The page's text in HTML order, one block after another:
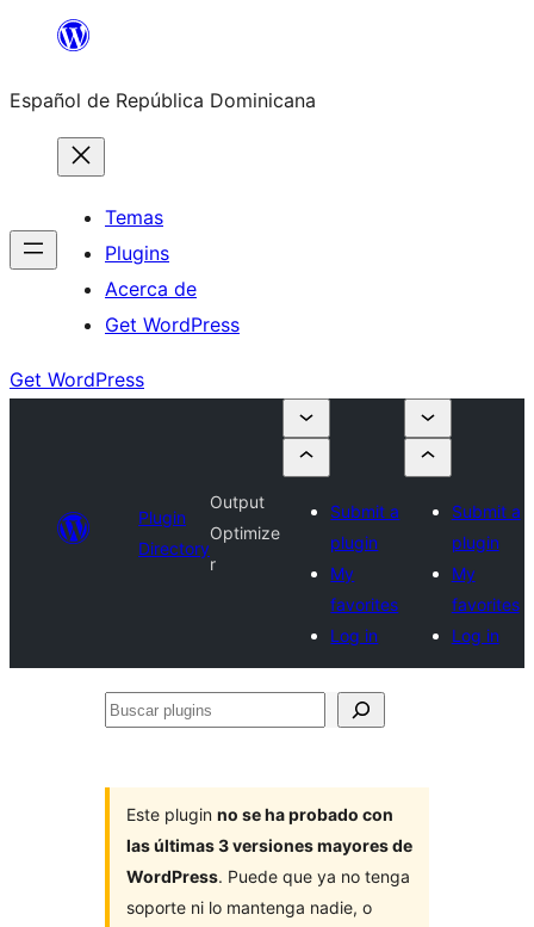
Saltar
contenido
Español de República Dominicana
Temas
Plugins
Acerca de
Get WordPress
Get WordPress
Plugin
Directory
Output
Optimize
r
Submit a
plugin
My
favorites
Log in
Submit a
plugin
My
favorites
Log in
Buscar
Este plugin no se ha probado con
las últimas 3 versiones mayores de
WordPress. Puede que ya no tenga
soporte ni lo mantenga nadie, o